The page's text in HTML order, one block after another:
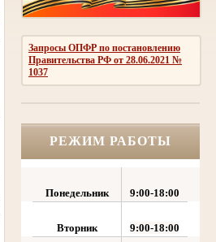
Запросы ОПФР по постановлению
Правительства РФ от 28.06.2021 №
1037
РЕЖИМ РАБОТЫ
Понедельник 9:00-18:00
Вторник 9:00-18:00